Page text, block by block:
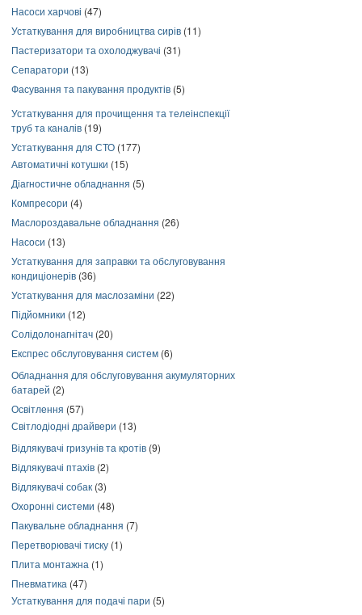
Насоси харчові (47)
Устаткування для виробництва сирів (11)
Пастеризатори та охолоджувачі (31)
Сепаратори (13)
Фасування та пакування продуктів (5)
Устаткування для прочищення та телеінспекції
труб та каналів (19)
Устаткування для СТО (177)
Автоматичні котушки (15)
Діагностичне обладнання (5)
Компресори (4)
Маслороздавальне обладнання (26)
Насоси (13)
Устаткування для заправки та обслуговування
кондиціонерів (36)
Устаткування для маслозаміни (22)
Підйомники (12)
Солідолонагнітач (20)
Експрес обслуговування систем (6)
Обладнання для обслуговування акумуляторних
батарей (2)
Освітлення (57)
Світлодіодні драйвери (13)
Відлякувачі гризунів та кротів (9)
Відлякувачі птахів (2)
Відлякувачі собак (3)
Охоронні системи (48)
Пакувальне обладнання (7)
Перетворювачі тиску (1)
Плита монтажна (1)
Пневматика (47)
Устаткування для подачі пари (5)